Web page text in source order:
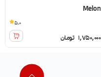
Melon
1,750,000 تومان
5.0